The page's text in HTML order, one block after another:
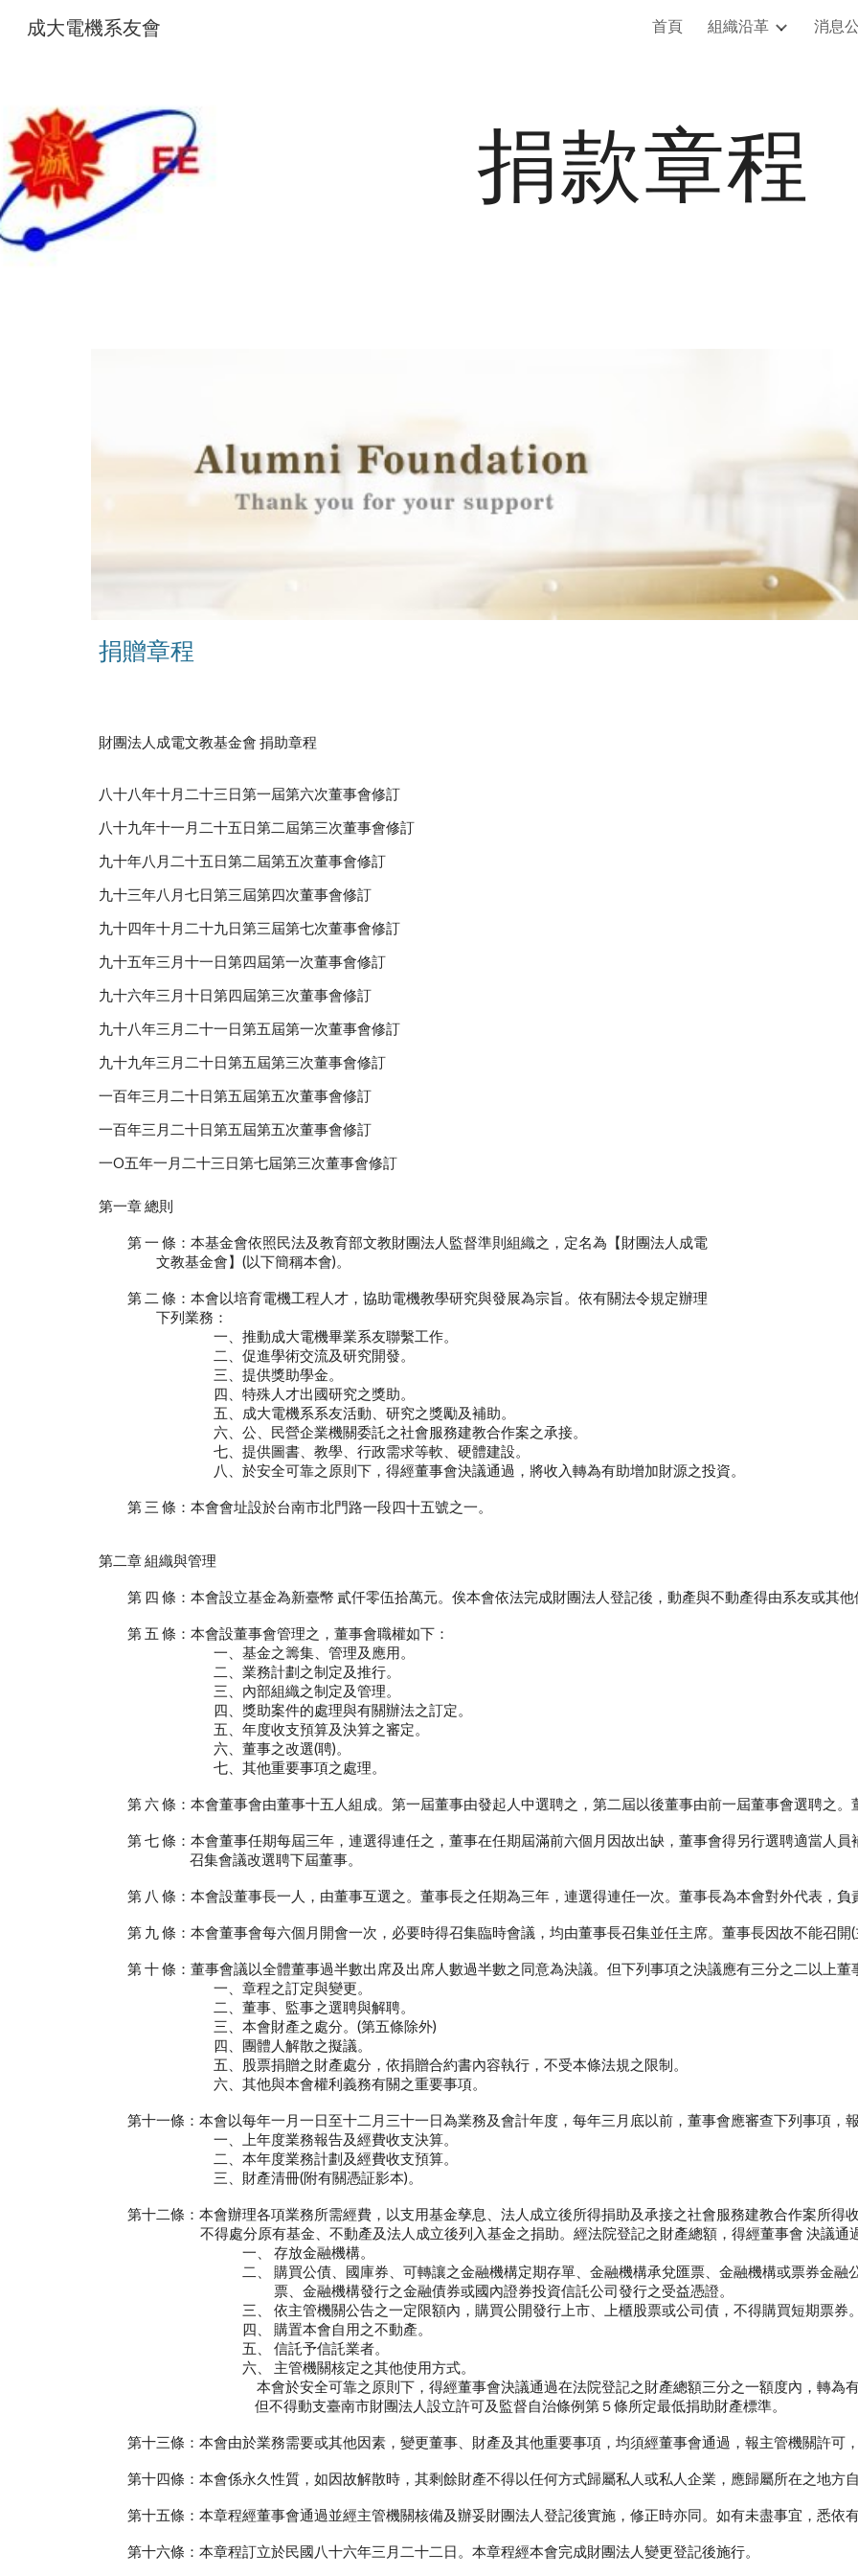
Skip to
成大電機系友會 首頁 組織沿革 消息
捐款章程
捐贈章程
財團法人成電文教基金會 捐助章程
八十八年十月二十三日第一屆第六次董事會修訂
八十九年十一月二十五日第二屆第三次董事會修訂
九十年八月二十五日第二屆第五次董事會修訂
九十三年八月七日第三屆第四次董事會修訂
九十四年十月二十九日第三屆第七次董事會修訂
九十五年三月十一日第四屆第一次董事會修訂
九十六年三月十日第四屆第三次董事會修訂
九十八年三月二十一日第五屆第一次董事會修訂
九十九年三月二十日第五屆第三次董事會修訂
一百年三月二十日第五屆第五次董事會修訂
一百年三月二十日第五屆第五次董事會修訂
一O五年一月二十三日第七屆第三次董事會修訂
第一章 總則
第 一 條：本基金會依照民法及教育部文教財團法人監督準則組織之，定名為【財團法人成電
文教基金會】(以下簡稱本會)。
第 二 條：本會以培育電機工程人才，協助電機教學研究與發展為宗旨。依有關法令規定辦理
下列業務：
一、推動成大電機畢業系友聯繫工作。
二、促進學術交流及研究開發。
三、提供獎助學金。
四、特殊人才出國研究之獎助。
五、成大電機系系友活動、研究之獎勵及補助。
六、公、民營企業機關委託之社會服務建教合作案之承接。
七、提供圖書、教學、行政需求等軟、硬體建設。
八、於安全可靠之原則下，得經董事會決議通過，將收入轉為有助增加財源之投資。
第 三 條：本會會址設於台南市北門路一段四十五號之一。
第二章 組織與管理
第 四 條：本會設立基金為新臺幣 貳仟零伍拾萬元。俟本會依法完成財團法人登記後，動產與不動產得由系友或其他
第 五 條：本會設董事會管理之，董事會職權如下：
一、基金之籌集、管理及應用。
二、業務計劃之制定及推行。
三、內部組織之制定及管理。
四、獎助案件的處理與有關辦法之訂定。
五、年度收支預算及決算之審定。
六、董事之改選(聘)。
七、其他重要事項之處理。
第 六 條：本會董事會由董事十五人組成。第一屆董事由發起人中選聘之，第二屆以後董事由前一屆董事會選聘之。
第 七 條：本會董事任期每屆三年，連選得連任之，董事在任期屆滿前六個月因故出缺，董事會得另行選聘適當人員
召集會議改選聘下屆董事。
第 八 條：本會設董事長一人，由董事互選之。董事長之任期為三年，連選得連任一次。董事長為本會對外代表，負
第 九 條：本會董事會每六個月開會一次，必要時得召集臨時會議，均由董事長召集並任主席。董事長因故不能召開(
第 十 條：董事會議以全體董事過半數出席及出席人數過半數之同意為決議。但下列事項之決議應有三分之二以上董
一、章程之訂定與變更。
二、董事、監事之選聘與解聘。
三、本會財產之處分。(第五條除外)
四、團體人解散之擬議。
五、股票捐贈之財產處分，依捐贈合約書內容執行，不受本條法規之限制。
六、其他與本會權利義務有關之重要事項。
第十一條：本會以每年一月一日至十二月三十一日為業務及會計年度，每年三月底以前，董事會應審查下列事項，報
一、上年度業務報告及經費收支決算。
二、本年度業務計劃及經費收支預算。
三、財產清冊(附有關憑証影本)。
第十二條：本會辦理各項業務所需經費，以支用基金孳息、法人成立後所得捐助及承接之社會服務建教合作案所得
不得處分原有基金、不動產及法人成立後列入基金之捐助。經法院登記之財產總額，得經董事會 決議通
一、 存放金融機構。
二、 購買公債、國庫券、可轉讓之金融機構定期存單、金融機構承兌匯票、金融機構或票券金融公
票、金融機構發行之金融債券或國內證券投資信託公司發行之受益憑證。
三、 依主管機關公告之一定限額內，購買公開發行上市、上櫃股票或公司債，不得購買短期票券。
四、 購置本會自用之不動產。
五、 信託予信託業者。
六、 主管機關核定之其他使用方式。
本會於安全可靠之原則下，得經董事會決議通過在法院登記之財產總額三分之一額度內，轉為有助
但不得動支臺南市財團法人設立許可及監督自治條例第５條所定最低捐助財產標準。
第十三條：本會由於業務需要或其他因素，變更董事、財產及其他重要事項，均須經董事會通過，報主管機關許可，
第十四條：本會係永久性質，如因故解散時，其剩餘財產不得以任何方式歸屬私人或私人企業，應歸屬所在之地方自
第十五條：本章程經董事會通過並經主管機關核備及辦妥財團法人登記後實施，修正時亦同。如有未盡事宜，悉依有
第十六條：本章程訂立於民國八十六年三月二十二日。本章程經本會完成財團法人變更登記後施行。